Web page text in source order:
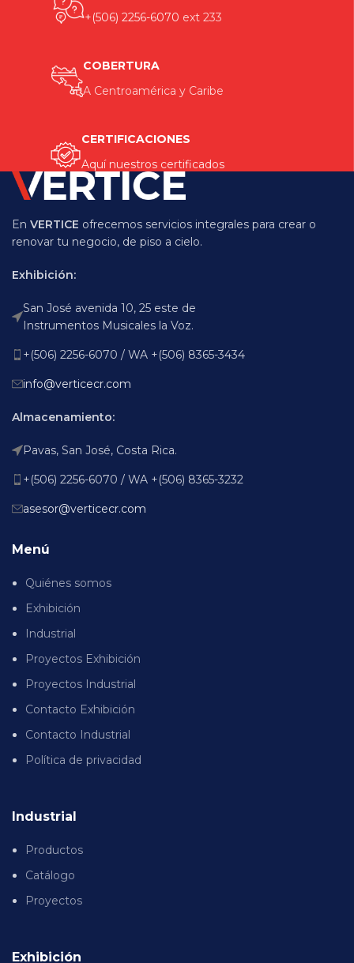
+(506) 2256-6070 ext 233
COBERTURA
A Centroamérica y Caribe
CERTIFICACIONES
Aquí nuestros certificados
En VERTICE ofrecemos servicios integrales para crear o
renovar tu negocio, de piso a cielo.
Exhibición:
San José avenida 10, 25 este de
Instrumentos Musicales la Voz.
+(506) 2256-6070 / WA +(506) 8365-3434
info@verticecr.com
Almacenamiento:
Pavas, San José, Costa Rica.
+(506) 2256-6070 / WA +(506) 8365-3232
asesor@verticecr.com
Menú
Quiénes somos
Exhibición
Industrial
Proyectos Exhibición
Proyectos Industrial
Contacto Exhibición
Contacto Industrial
Política de privacidad
Industrial
Productos
Catálogo
Proyectos
Exhibición